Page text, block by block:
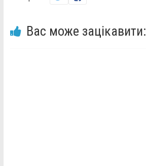
Вас може зацікавити: